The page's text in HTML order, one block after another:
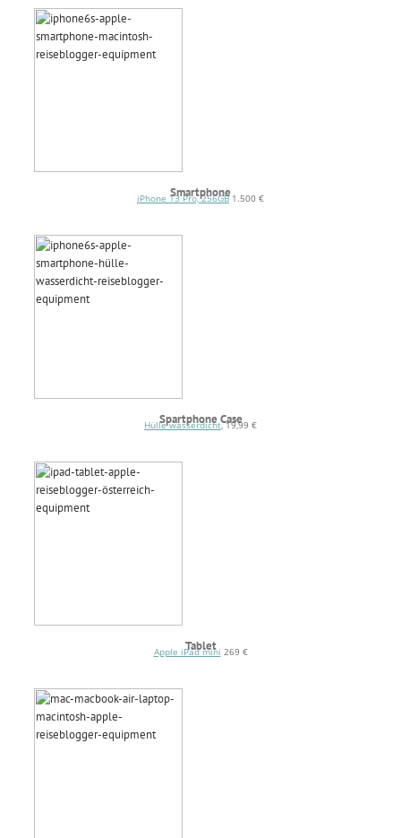
Smartphone
iPhone 13 Pro, 256GB1.500 €
Spartphone Case
Hülle wasserdicht, 19,99 €
Tablet
Apple iPad mini 269 €